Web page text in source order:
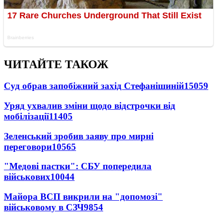
ЧИТАЙТЕ ТАКОЖ
Суд обрав запобіжний захід Стефанішиній15059
Уряд ухвалив зміни щодо відстрочки від
мобілізації11405
Зеленський зробив заяву про мирні
переговори10565
"Медові пастки": СБУ попередила
військових10044
Майора ВСП викрили на "допомозі"
військовому в СЗЧ9854